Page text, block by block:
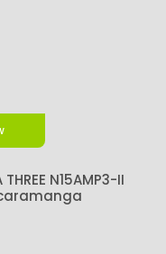
N15AMP3-II